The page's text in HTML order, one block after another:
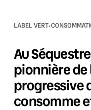
LABEL VERT·
Au
pionnière
progressive
consomme